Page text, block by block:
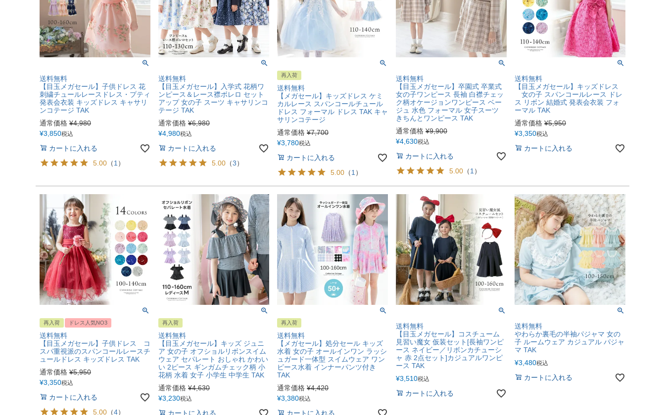
送料無料
【目玉メガセール】子供ドレス 花
刺繍チュールレースドレス・プティ
発表会衣装 キッズドレス キャサリ
ンコテージ TAK
通常価格 ¥4,980
¥3,850税込
カートに入れる
5.00 （1 ）
送料無料
【目玉メガセール】入学式 花柄ワ
ンピース＆レース襟ボレロ セット
アップ 女の子 スーツ キャサリンコ
テージ TAK
通常価格 ¥6,980
¥4,980税込
カートに入れる
5.00 （3）
再入荷
送料無料
【メガセール】キッズドレス ケミ
カルレース スパンコールチュール
ドレス フォーマル ドレス TAK キャ
サリンコテージ
通常価格 ¥7,700
¥3,780税込
カートに入れる
5.00 （1 ）
送料無料
【目玉メガセール】卒園式 卒業式
女の子ワンピース 長袖 白襟チェッ
ク柄オケージョンワンピース ベー
ジュ 水色 フォーマル 女子スーツ
きちんとワンピース TAK
通常価格 ¥9,900
¥4,630税込
カートに入れる
5.00 （1 ）
送料無料
【目玉メガセール】キッズドレス
女の子 スパンコールレース ドレ
ス リボン 結婚式 発表会衣装 フォ
ーマル TAK
通常価格 ¥5,950
¥3,350税込
カートに入れる
再入荷 ドレス人気NO3
送料無料
【目玉メガセール】子供ドレス コ
スパ重視派のスパンコールレースチ
ュールドレス キッズドレス TAK
通常価格 ¥5,950
¥3,350税込
カートに入れる
5.00 （4）
再入荷
送料無料
【目玉メガセール】キッズ ジュニ
ア 女の子 オフショルリボンスイム
ウェア セパレート おしゃれ かわい
い 2ピース ギンガムチェック柄 小
花柄 水着 女子 小学生 中学生 TAK
通常価格 ¥4,630
¥3,230税込
カートに入れる
再入荷
送料無料
【メガセール】処分セール キッズ
水着 女の子 オールインワン ラッシ
ュガード一体型 スイムウェア ワン
ピース水着 インナーパンツ付き
TAK
通常価格 ¥4,420
¥3,380税込
カートに入れる
送料無料
【目玉メガセール】コスチューム
見習い魔女 仮装セット[長袖ワンピ
ース ネイビー／リボンカチューシ
ャ 赤 2点セット]カジュアルワンピ
ース TAK
¥3,510税込
カートに入れる
送料無料
やわらか裏毛の半袖パジャマ 女の
子 ルームウェア カジュアル パジャ
マ TAK
¥3,480税込
カートに入れる